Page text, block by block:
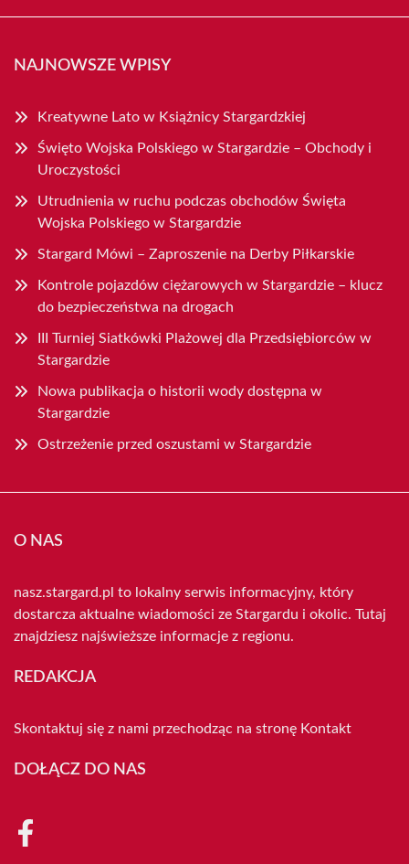
NAJNOWSZE WPISY
Kreatywne Lato w Książnicy Stargardzkiej
Święto Wojska Polskiego w Stargardzie – Obchody i
Uroczystości
Utrudnienia w ruchu podczas obchodów Święta
Wojska Polskiego w Stargardzie
Stargard Mówi – Zaproszenie na Derby Piłkarskie
Kontrole pojazdów ciężarowych w Stargardzie – klucz
do bezpieczeństwa na drogach
III Turniej Siatkówki Plażowej dla Przedsiębiorców w
Stargardzie
Nowa publikacja o historii wody dostępna w
Stargardzie
Ostrzeżenie przed oszustami w Stargardzie
O NAS
nasz.stargard.pl to lokalny serwis informacyjny, który
dostarcza aktualne wiadomości ze Stargardu i okolic. Tutaj
znajdziesz najświeższe informacje z regionu.
REDAKCJA
Skontaktuj się z nami przechodząc na stronę Kontakt
DOŁĄCZ DO NAS